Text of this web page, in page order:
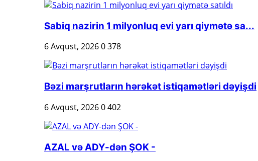
Sabiq nazirin 1 milyonluq evi yarı qiymətə sa...
6 Avqust, 20260378
Bəzi marşrutların hərəkət istiqamətləri dəyişdi
6 Avqust, 20260402
AZAL və ADY-dən ŞOK -